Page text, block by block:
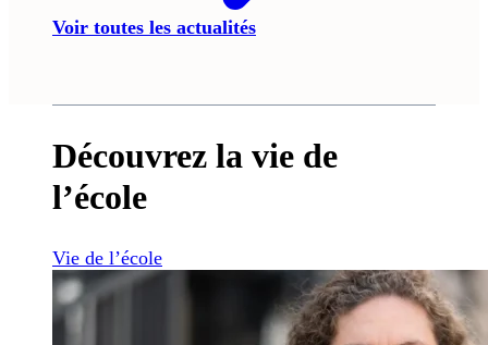
Voir toutes les actualités
Découvrez la vie de
l’école
Vie de l’école